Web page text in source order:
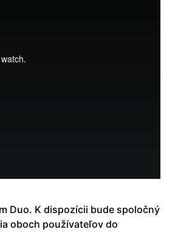
Duo. K dispozícii bude spoločný
oboch používateľov do